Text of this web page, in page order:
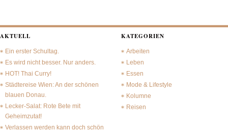
AKTUELL
Ein erster Schultag.
Es wird nicht besser. Nur anders.
HOT! Thai Curry!
Städtereise Wien: An der schönen
blauen Donau.
Lecker-Salat: Rote Bete mit
Geheimzutat!
Verlassen werden kann doch schön
KATEGORIEN
Arbeiten
Leben
Essen
Mode & Lifestyle
Kolumne
Reisen